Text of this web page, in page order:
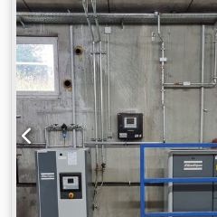
mano como sistema completo.
Atlas Copco GA26VSD+ - Año
de funcionamiento: aprox.
Presión máxima de trabajo: 13
5,15 m³/min - 400 V / 50 Hz / 3
- Año de fabricación: 1999 -
aprox. 37.000 h Crodoy D Ur
kW - Presión máxima de
Velocidad: 3.000 rpm •
- Tipo: FX 11 (A9) - Año de
máxima de aire comprimido: